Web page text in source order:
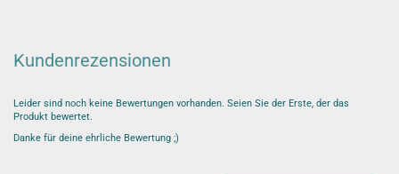
Kundenrezensionen
Leider sind noch keine Bewertungen vorhanden. Seien Sie der Erste, der das
Produkt bewertet.
Danke für deine ehrliche Bewertung ;)